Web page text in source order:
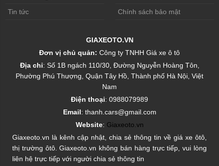
Tin tức Chính sách bảo mật
GIAXEOTO.VN
Đơn vị chủ quản: Công ty TNHH Giá xe ô tô
Địa chỉ: Số 1B ngách 110/30, Đường Nguyễn Hoàng Tôn,
Phường Phú Thượng, Quận Tây Hồ, Thành phố Hà Nội, Việt
Nam
Điện thoại: 0988079989
Email: thanh.cars@gmail.com
Website: Giaxeoto.vn
Giaxeoto.vn là kênh cập nhật, chia sẻ thông tin về giá xe ôtô,
thị trường ôtô. Giaxeoto.vn không bán hàng trực tiếp, vui lòng
liên hệ trực tiếp với người chia sẻ thông tin